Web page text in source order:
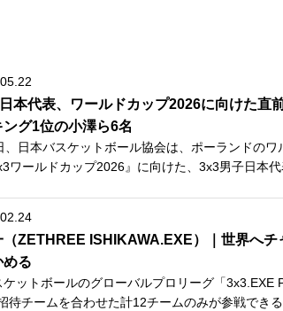
本代表、ワールドカップ2026に向けた直
ング1位の小澤ら6名
日本バスケットボール協会は、ポーランドのワ
ワールドカップ2026』に向けた、3x3男子日本代
（ZETHREE ISHIKAWA.EXE）｜世界へチ
める
ットボールのグローバルプロリーグ「3x3.EXE
待チームを合わせた計12チームのみが参戦できる